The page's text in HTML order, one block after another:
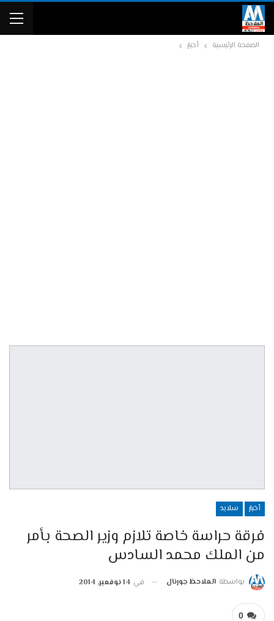
الصفحة الرئيسية أخبار
أخبار سلايد
فرقة حراسة خاصة تلازم وزير الصحة بأمر
من الملك محمد السادس
بواسطة الملاحظ جورنال في 14 نوفمبر, 2014
0